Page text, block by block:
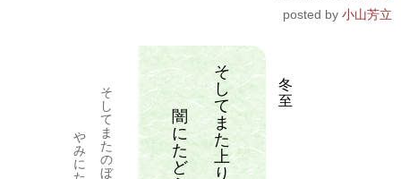
小山芳立
冬
至
そ
し
て
ま
た
上
り
闇
に
た
ど
そ
し
て
ま
た
の
ぼ
や
み
に